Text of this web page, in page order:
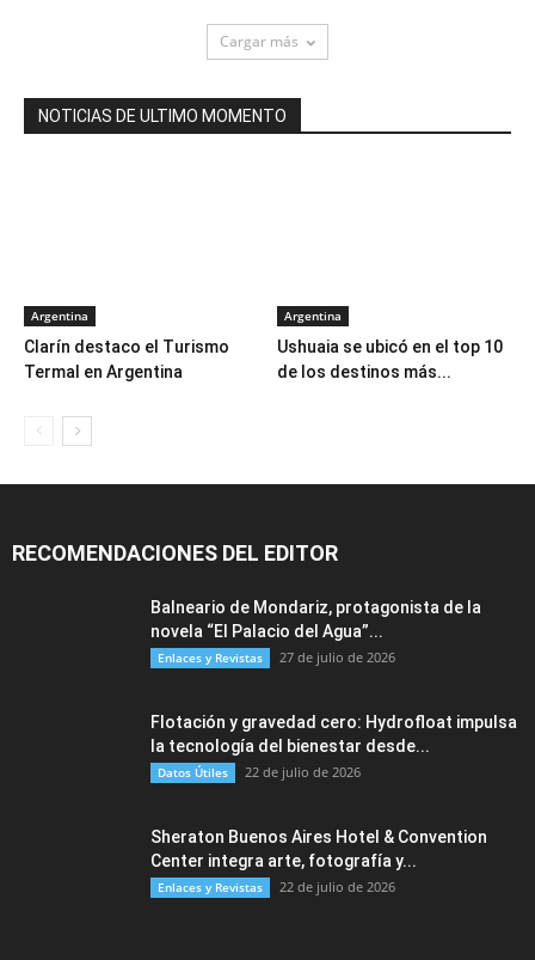
Cargar más
NOTICIAS DE ULTIMO MOMENTO
Argentina
Clarín destaco el Turismo
Termal en Argentina
Argentina
Ushuaia se ubicó en el top 10
de los destinos más...
RECOMENDACIONES DEL EDITOR
Balneario de Mondariz, protagonista de la
novela “El Palacio del Agua”...
Enlaces y Revistas 27 de julio de 2026
Flotación y gravedad cero: Hydrofloat impulsa
la tecnología del bienestar desde...
Datos Útiles 22 de julio de 2026
Sheraton Buenos Aires Hotel & Convention
Center integra arte, fotografía y...
Enlaces y Revistas 22 de julio de 2026